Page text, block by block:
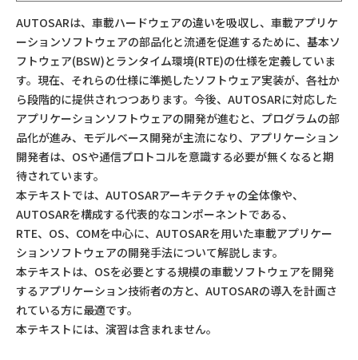
AUTOSARは、車載ハードウェアの違いを吸収し、車載アプリケ
ーションソフトウェアの部品化と流通を促進するために、基本ソ
フトウェア(BSW)とランタイム環境(RTE)の仕様を定義していま
す。現在、それらの仕様に準拠したソフトウェア実装が、各社か
ら段階的に提供されつつあります。今後、AUTOSARに対応した
アプリケーションソフトウェアの開発が進むと、プログラムの部
品化が進み、モデルベース開発が主流になり、アプリケーション
開発者は、OSや通信プロトコルを意識する必要が無くなると期
待されています。
本テキストでは、AUTOSARアーキテクチャの全体像や、
AUTOSARを構成する代表的なコンポーネントである、
RTE、OS、COMを中心に、AUTOSARを用いた車載アプリケー
ションソフトウェアの開発手法について解説します。
本テキストは、OSを必要とする規模の車載ソフトウェアを開発
するアプリケーション技術者の方と、AUTOSARの導入を計画さ
れている方に最適です。
本テキストには、演習は含まれません。